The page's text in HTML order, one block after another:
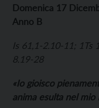
Domenica 17
Anno B
Is 61,1-2.10-11; 1Ts
8.19-28
«Io gioisco
anima esulta nel mio